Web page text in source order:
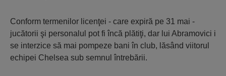
Conform termenilor licenţei - care expiră pe 31 mai -
jucătorii şi personalul pot fi încă plătiţi, dar lui Abramovici i
se interzice să mai pompeze bani în club, lăsând viitorul
echipei Chelsea sub semnul întrebării.